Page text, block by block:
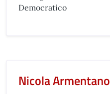
Democratico
Nicola Armentano